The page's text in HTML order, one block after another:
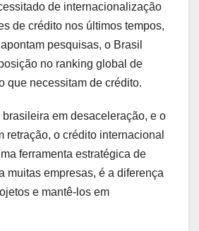
de internacionalização
de crédito nos últimos tempos,
pesquisas, o Brasil
no ranking global de
que necessitam de crédito.
em desaceleração, e o
retração, o crédito internacional
ferramenta estratégica de
muitas empresas, é a diferença
e mantê-los em